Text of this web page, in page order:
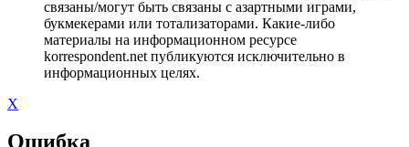
связаны/могут быть связаны с азартными играми,
букмекерами или тотализаторами. Какие-либо
материалы на информационном ресурсе
korrespondent.net публикуются исключительно в
информационных целях.
X
Ошибка